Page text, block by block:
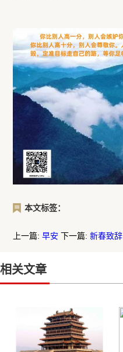
本文标签：
上一篇:早安 下一篇:新春致辞
相关文章